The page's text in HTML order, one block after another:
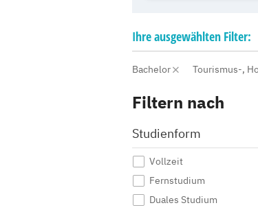
Ihreausgewählten Filter:
Bachelor Tourismus-,
Filtern nach
Studienform
Vollzeit
Fernstudium
Duales Studium